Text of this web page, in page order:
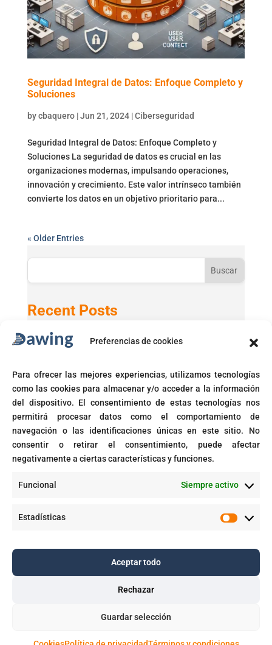
Preferencias de cookies
Para ofrecer las mejores experiencias, utilizamos tecnologías
como las cookies para almacenar y/o acceder a la información
del dispositivo. El consentimiento de estas tecnologías nos
permitirá procesar datos como el comportamiento de
navegación o las identificaciones únicas en este sitio. No
consentir o retirar el consentimiento, puede afectar
negativamente a ciertas características y funciones.
Funcional Siempre activo
Estadísticas
Aceptar todo
Rechazar
Guardar selección
Seguridad Integral de Datos: Enfoque Completo y
Soluciones
bycbaquero|Jun 21, 2024|Ciberseguridad
Seguridad Integral de Datos: Enfoque Completo y
Soluciones La seguridad de datos es crucial en las
organizaciones modernas, impulsando operaciones,
innovación y crecimiento. Este valor intrínseco también
convierte los datos en un objetivo prioritario para...
« Older Entries
Buscar
Recent Posts
Active Directory 2025 con Windows 11 24H2
Microsoft activará automáticamente políticas de acceso
condicional
Fin del soporte para Windows 10
Corte prohíbe Zero Rating en Colombia
Recent Comments
GPT-5 en Microsoft 365 Copilot - Dawingen
Copyright © 2025. Todos los derechos reservados |
Dawing S.A.S.
 